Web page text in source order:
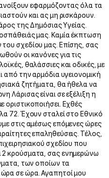
ανοίξουν εφαρμόζοντας όλα τα
και ας μη ρισκάρουν.
της Δημόσιας Υγείας.
μας. Καμία έκπτωση
σχεδίου μας. Επίσης, σας
οι κανόνες για τις
θαλάσσιες και οδικές, με
από την αρμόδια υγειονομική
ζητήματα, θα ήθελα να
Λάρισας είναι σε εξέλιξη η
οριστικοποιήσει. Εχθές
72. Έχουν σταλεί στο Εθνικό
στις αμέσως επόμενες ώρες
επαληθεύσεις. Τέλος,
σχεδίου που
κρούσματα, σας ενημερώνω
των οποίων τα
σε ώρα. Αγαπητοί μου